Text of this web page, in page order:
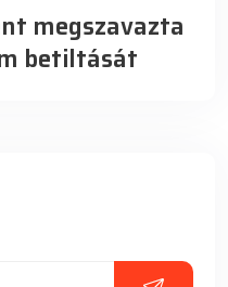
megszavazta
betiltását